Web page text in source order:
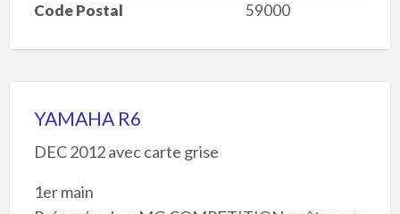
Code Postal
59000
YAMAHA R6
DEC 2012 avec carte grise
1er main